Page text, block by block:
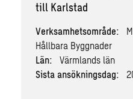
till Karlstad
Verksamhetsområde:
Hållbara Byggnader
Län:
Värmlands län
Sista ansökningsdag: